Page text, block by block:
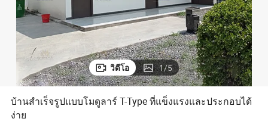
วิดีโอ 1/5
บ้านสำเร็จรูปแบบโมดูลาร์ T-Type ที่แข็งแรงและประกอบได้
ง่าย